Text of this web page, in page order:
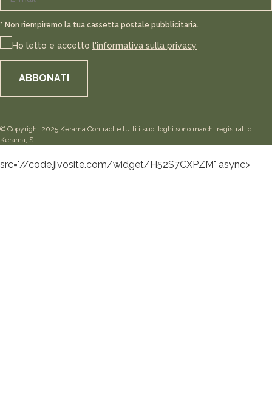
* Non riempiremo la tua cassetta postale pubblicitaria.
Ho letto e accetto l'informativa sulla privacy
ABBONATI
© Copyright 2025 Kerama Contract e tutti i suoi loghi sono marchi registrati di
Kerama, S.L.
src="//code.jivosite.com/widget/H52S7CXPZM" async>